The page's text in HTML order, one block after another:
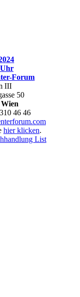
Forum
III
50
46 46
hier klicken.
List